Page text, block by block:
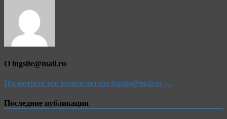
О ingsite@mail.ru
Посмотреть все записи автора ingsite@mail.ru →
Последние публикации